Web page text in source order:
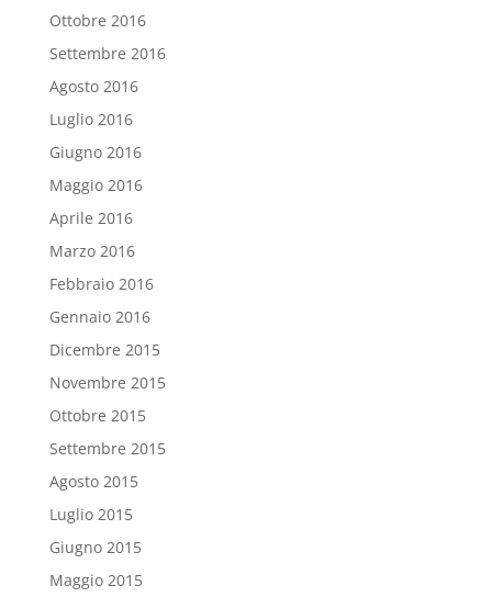
Ottobre 2016
Settembre 2016
Agosto 2016
Luglio 2016
Giugno 2016
Maggio 2016
Aprile 2016
Marzo 2016
Febbraio 2016
Gennaio 2016
Dicembre 2015
Novembre 2015
Ottobre 2015
Settembre 2015
Agosto 2015
Luglio 2015
Giugno 2015
Maggio 2015